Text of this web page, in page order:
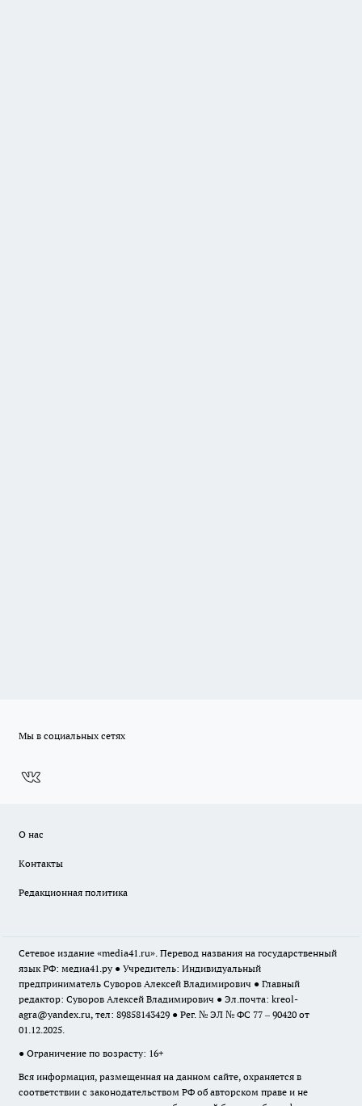
Мы в социальных сетях
О нас
Контакты
Редакционная политика
Сетевое издание «media41.ru». Перевод названия на государственный
язык РФ: медиа41.ру ● Учредитель: Индивидуальный
предприниматель Суворов Алексей Владимирович ● Главный
редактор: Суворов Алексей Владимирович ● Эл.почта: kreol-
agra@yandex.ru, тел: 89858143429 ● Рег. № ЭЛ № ФС 77 – 90420 от
01.12.2025.
● Ограничение по возрасту: 16+
Вся информация, размещенная на данном сайте, охраняется в
соответствии с законодательством РФ об авторском праве и не